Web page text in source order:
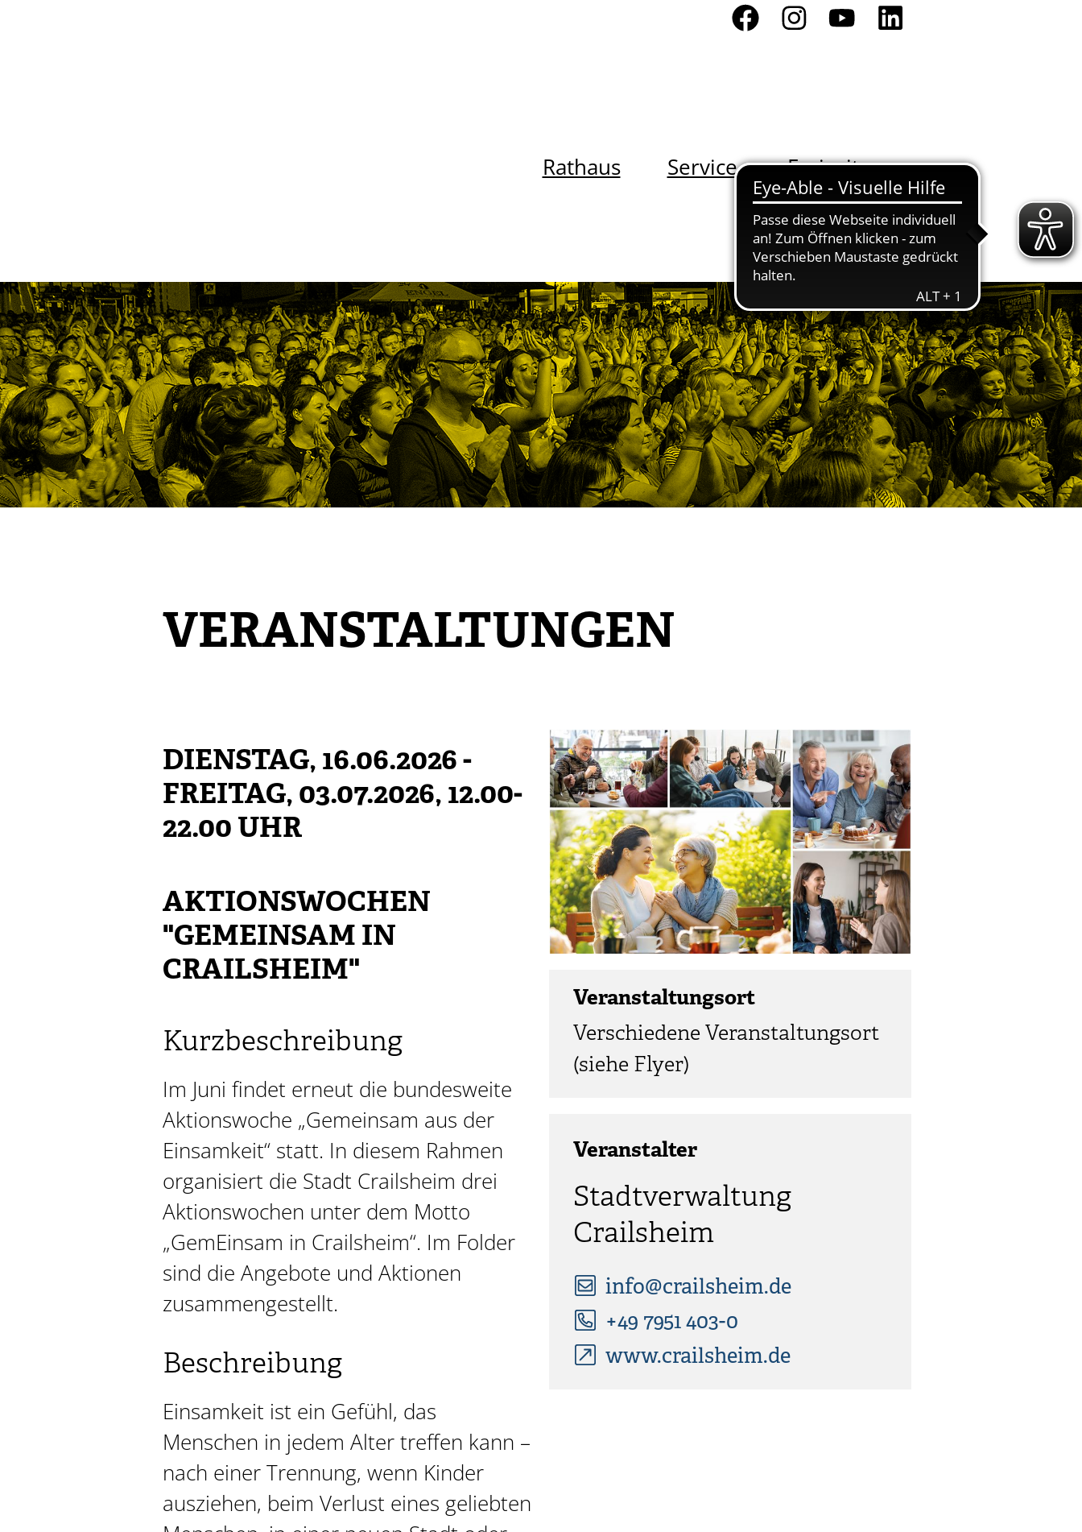
Rathaus Service Freizeit
VERANSTALTUNGEN
DIENSTAG, 16.06.2026-
FREITAG, 03.07.2026, 12.00-
22.00 UHR
AKTIONSWOCHEN
"GEMEINSAM IN
CRAILSHEIM"
Kurzbeschreibung
Im Juni findet erneut die bundesweite
Aktionswoche „Gemeinsam aus der
Einsamkeit“ statt. In diesem Rahmen
organisiert die Stadt Crailsheim drei
Aktionswochen unter dem Motto
„GemEinsam in Crailsheim“. Im Folder
sind die Angebote und Aktionen
zusammengestellt.
Beschreibung
Einsamkeit ist ein Gefühl, das
Menschen in jedem Alter treffen kann –
nach einer Trennung, wenn Kinder
ausziehen, beim Verlust eines geliebten
Veranstaltungsort
Verschiedene Veranstaltungsort
(siehe Flyer)
Veranstalter
Stadtverwaltung
Crailsheim
info@crailsheim.de
+49 7951 403-0
www.crailsheim.de